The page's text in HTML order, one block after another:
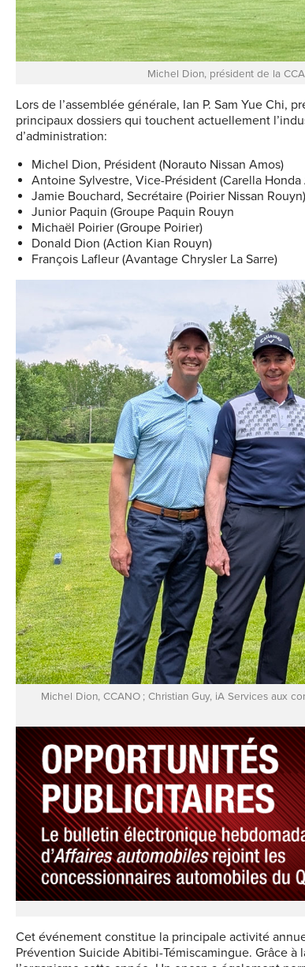
Michel Dion, président de la
Lors de l’assemblée générale, Ian P. Sam Yue Chi,
principaux dossiers qui touchent actuellement
d’administration:
Michel Dion, Président (Norauto Nissan Amos)
Antoine Sylvestre, Vice-Président (Carella Honda
Jamie Bouchard, Secrétaire (Poirier Nissan Rouyn)
Junior Paquin (Groupe Paquin Rouyn
Michaël Poirier (Groupe Poirier)
Donald Dion (Action Kian Rouyn)
François Lafleur (Avantage Chrysler La Sarre)
Michel Dion, CCANO ; Christian Guy, iA Services aux
Cet événement constitue la principale activité
Prévention Suicide Abitibi-Témiscamingue. Grâce